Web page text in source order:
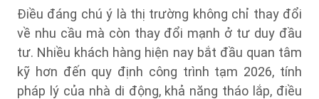
Điều đáng chú ý là thị trường không chỉ thay đổi
về nhu cầu mà còn thay đổi mạnh ở tư duy đầu
tư. Nhiều khách hàng hiện nay bắt đầu quan tâm
kỹ hơn đến quy định công trình tạm 2026, tính
pháp lý của nhà di động, khả năng tháo lắp, điều